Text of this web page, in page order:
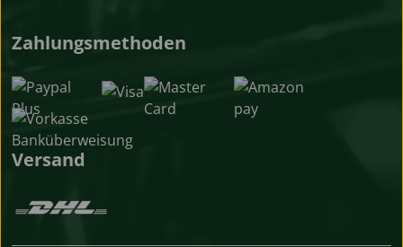
Zahlungsmethoden
Versand